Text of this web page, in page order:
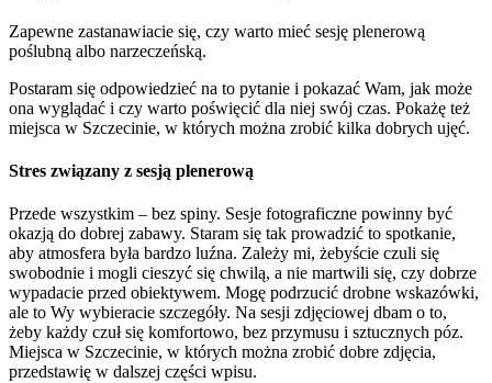
Zapewne zastanawiacie się, czy warto mieć sesję plenerową
poślubną albo narzeczeńską.
Postaram się odpowiedzieć na to pytanie i pokazać Wam, jak może
ona wyglądać i czy warto poświęcić dla niej swój czas. Pokażę też
miejsca w Szczecinie, w których można zrobić kilka dobrych ujęć.
Stres związany z sesją plenerową
Przede wszystkim – bez spiny. Sesje fotograficzne powinny być
okazją do dobrej zabawy. Staram się tak prowadzić to spotkanie,
aby atmosfera była bardzo luźna. Zależy mi, żebyście czuli się
swobodnie i mogli cieszyć się chwilą, a nie martwili się, czy dobrze
wypadacie przed obiektywem. Mogę podrzucić drobne wskazówki,
ale to Wy wybieracie szczegóły. Na sesji zdjęciowej dbam o to,
żeby każdy czuł się komfortowo, bez przymusu i sztucznych póz.
Miejsca w Szczecinie, w których można zrobić dobre zdjęcia,
przedstawię w dalszej części wpisu.